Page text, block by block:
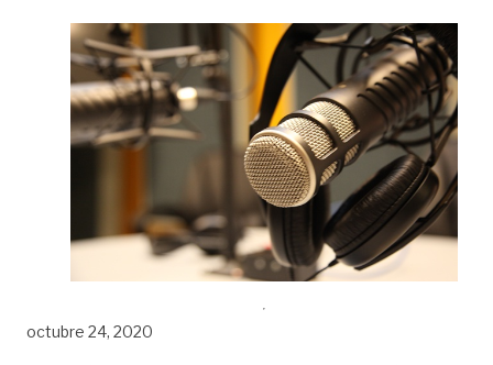
octubre 24, 2020